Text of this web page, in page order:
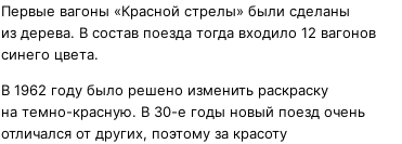
Первые вагоны «Красной стрелы» были сделаны
из дерева. В состав поезда тогда входило 12 вагонов
синего цвета.
В 1962 году было решено изменить раскраску
на темно-красную. В 30-е годы новый поезд очень
отличался от других, поэтому за красоту